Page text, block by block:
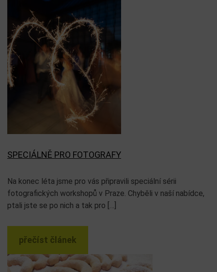
produktům, zpracování fotografií, a proto je i Adobe
Certified Expert a Apple Certified Trainer.
Osobní web
Facebook
Twitter
Podobné články